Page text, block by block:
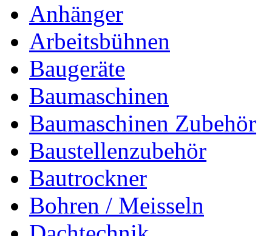
Anhänger
Arbeitsbühnen
Baugeräte
Baumaschinen
Baumaschinen Zubehör
Baustellenzubehör
Bautrockner
Bohren / Meisseln